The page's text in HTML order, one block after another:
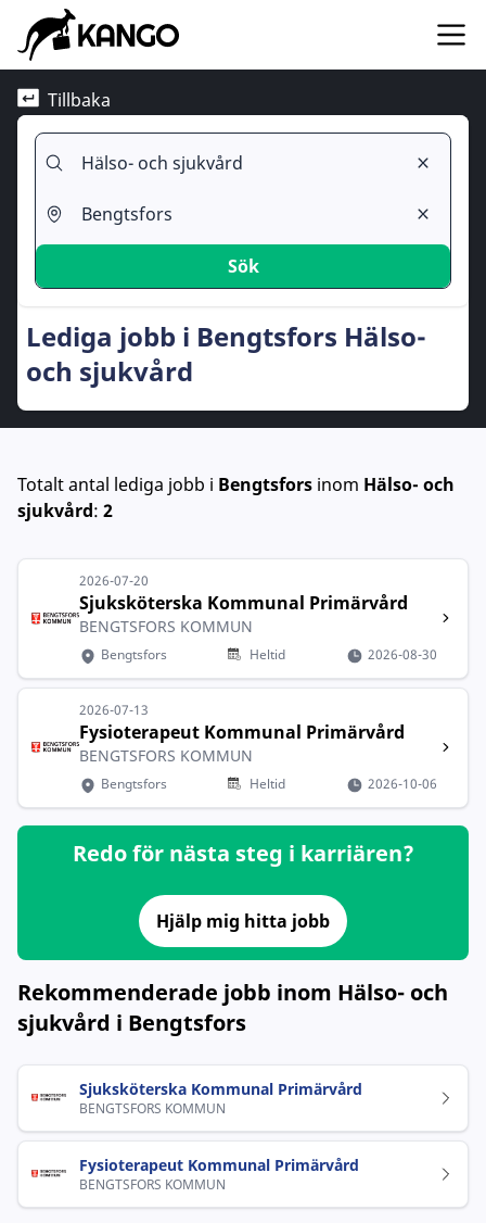
Tillbaka
Sök
Lediga jobb i Bengtsfors Hälso-
och sjukvård
Totalt antal lediga jobb i Bengtsfors inom Hälso- och
sjukvård: 2
2026-07-20
Sjuksköterska Kommunal Primärvård
BENGTSFORS KOMMUN
Bengtsfors Heltid 2026-08-30
2026-07-13
Fysioterapeut Kommunal Primärvård
BENGTSFORS KOMMUN
Bengtsfors Heltid 2026-10-06
Redo för nästa steg i karriären?
Hjälp mig hitta jobb
Rekommenderade jobb inom Hälso- och
sjukvård i Bengtsfors
Sjuksköterska Kommunal Primärvård
BENGTSFORS KOMMUN
Fysioterapeut Kommunal Primärvård
BENGTSFORS KOMMUN